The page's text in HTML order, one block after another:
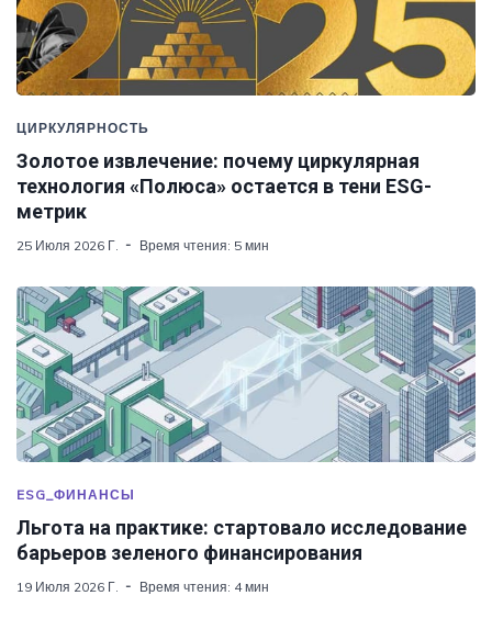
ЦИРКУЛЯРНОСТЬ
Золотое извлечение: почему циркулярная
технология «Полюса» остается в тени ESG-
метрик
25 Июля 2026 Г. Время чтения: 5 мин
ESG_ФИНАНСЫ
Льгота на практике: стартовало исследование
барьеров зеленого финансирования
19 Июля 2026 Г. Время чтения: 4 мин